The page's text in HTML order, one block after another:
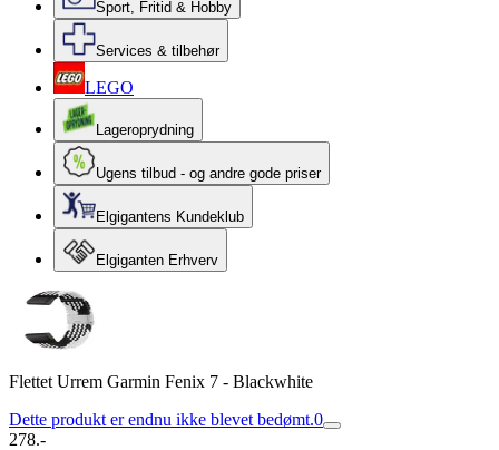
Sport, Fritid & Hobby
Services & tilbehør
LEGO
Lageroprydning
Ugens tilbud - og andre gode priser
Elgigantens Kundeklub
Elgiganten Erhverv
Flettet Urrem Garmin Fenix 7 - Blackwhite
Dette produkt er endnu ikke blevet bedømt.0
278.-